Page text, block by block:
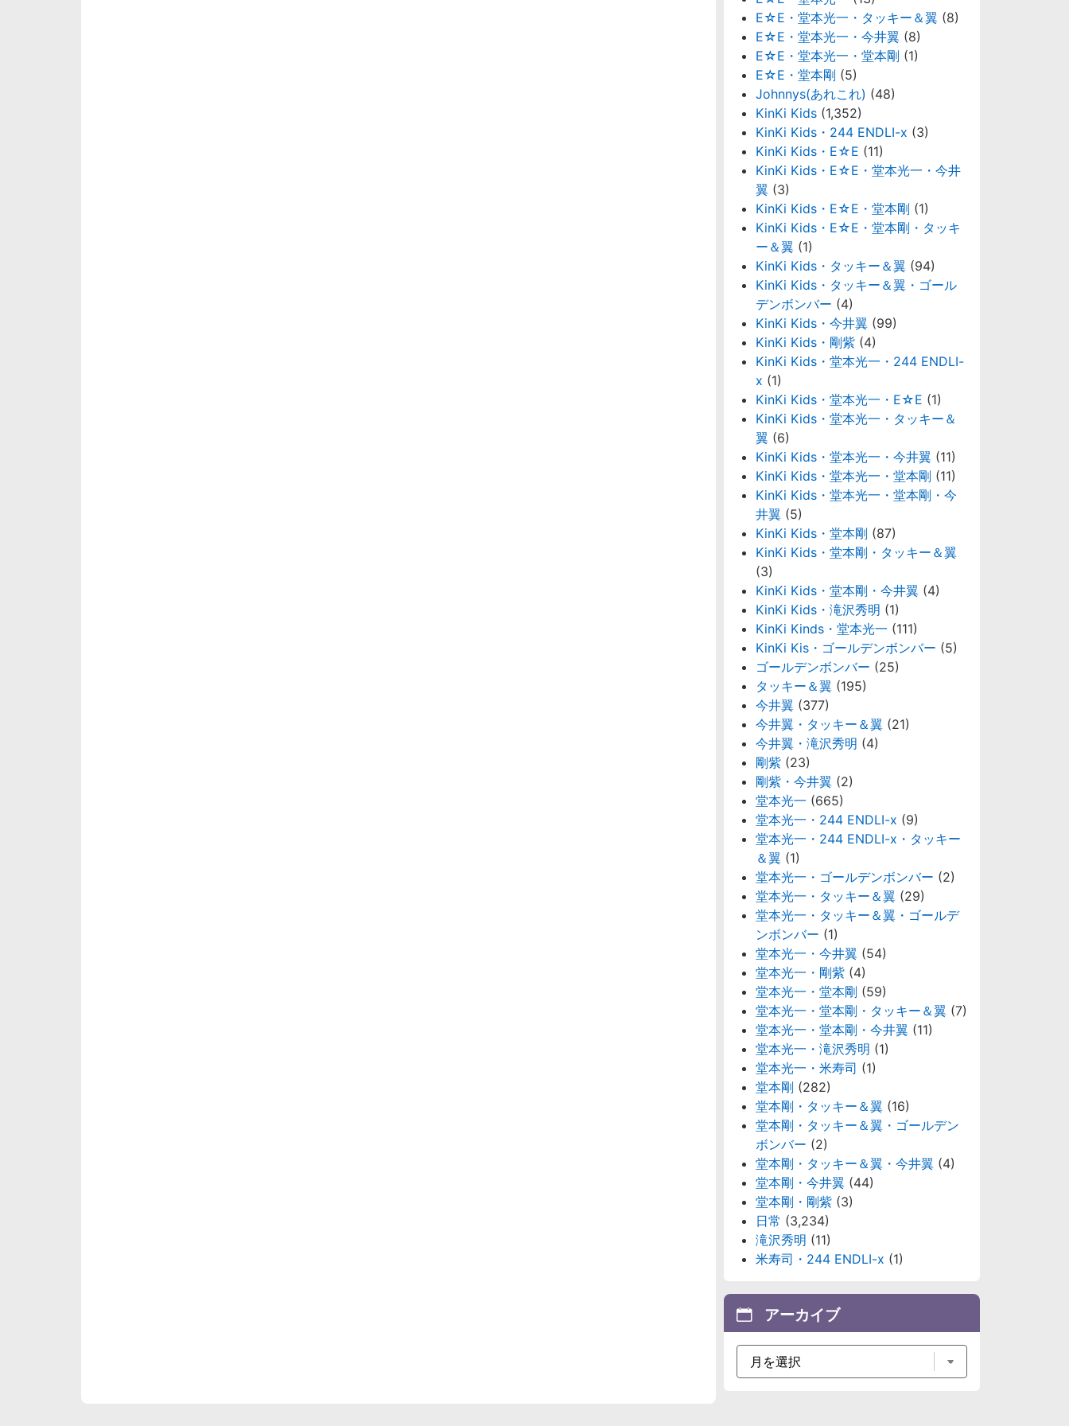
E☆E・堂本光一・タッキー＆翼 (8)
E☆E・堂本光一・今井翼 (8)
E☆E・堂本光一・堂本剛 (1)
E☆E・堂本剛 (5)
Johnnys(あれこれ) (48)
KinKi Kids (1,352)
KinKi Kids・244 ENDLI-x (3)
KinKi Kids・E☆E (11)
KinKi Kids・E☆E・堂本光一・今井
翼 (3)
KinKi Kids・E☆E・堂本剛 (1)
KinKi Kids・E☆E・堂本剛・タッキ
ー＆翼 (1)
KinKi Kids・タッキー＆翼 (94)
KinKi Kids・タッキー＆翼・ゴール
デンボンバー (4)
KinKi Kids・今井翼 (99)
KinKi Kids・剛紫 (4)
KinKi Kids・堂本光一・244 ENDLI-
x (1)
KinKi Kids・堂本光一・E☆E (1)
KinKi Kids・堂本光一・タッキー＆
翼 (6)
KinKi Kids・堂本光一・今井翼 (11)
KinKi Kids・堂本光一・堂本剛 (11)
KinKi Kids・堂本光一・堂本剛・今
井翼 (5)
KinKi Kids・堂本剛 (87)
KinKi Kids・堂本剛・タッキー＆翼
(3)
KinKi Kids・堂本剛・今井翼 (4)
KinKi Kids・滝沢秀明 (1)
KinKi Kinds・堂本光一 (111)
KinKi Kis・ゴールデンボンバー (5)
ゴールデンボンバー (25)
タッキー＆翼 (195)
今井翼 (377)
今井翼・タッキー＆翼 (21)
今井翼・滝沢秀明 (4)
剛紫 (23)
剛紫・今井翼 (2)
堂本光一 (665)
堂本光一・244 ENDLI-x (9)
堂本光一・244 ENDLI-x・タッキー
＆翼 (1)
堂本光一・ゴールデンボンバー (2)
堂本光一・タッキー＆翼 (29)
堂本光一・タッキー＆翼・ゴールデ
ンボンバー (1)
堂本光一・今井翼 (54)
堂本光一・剛紫 (4)
堂本光一・堂本剛 (59)
堂本光一・堂本剛・タッキー＆翼 (7)
堂本光一・堂本剛・今井翼 (11)
堂本光一・滝沢秀明 (1)
堂本光一・米寿司 (1)
堂本剛 (282)
堂本剛・タッキー＆翼 (16)
堂本剛・タッキー＆翼・ゴールデン
ボンバー (2)
堂本剛・タッキー＆翼・今井翼 (4)
堂本剛・今井翼 (44)
堂本剛・剛紫 (3)
日常 (3,234)
滝沢秀明 (11)
米寿司・244 ENDLI-x (1)
アーカイブ